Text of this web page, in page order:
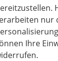
nur
Ihre